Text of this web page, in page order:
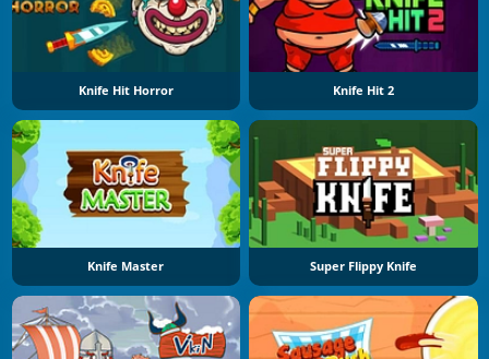
Knife Hit Horror Knife Hit 2
Knife Master Super Flippy Knife